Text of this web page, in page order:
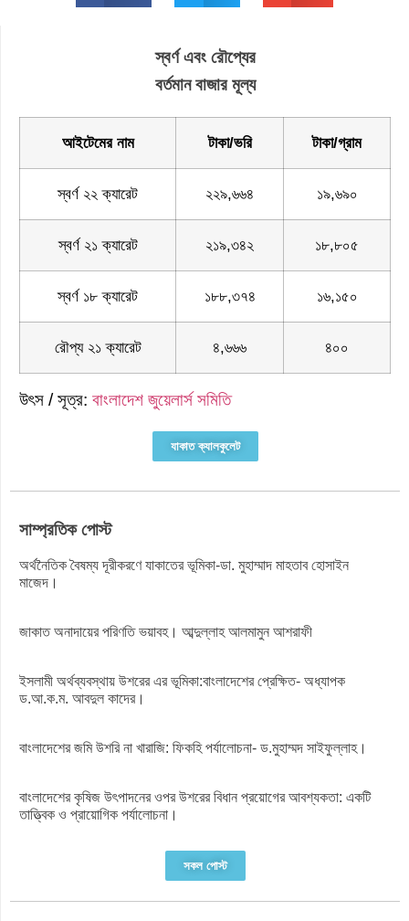
স্বর্ণ এবং রৌপ্যের
বর্তমান বাজার মূল্য
আইটেমের নাম টাকা/ভরি টাকা/গ্রাম
স্বর্ণ ২২ ক্যারেট ২২৯,৬৬৪ ১৯,৬৯০
স্বর্ণ ২১ ক্যারেট ২১৯,৩৪২ ১৮,৮০৫
স্বর্ণ ১৮ ক্যারেট ১৮৮,৩৭৪ ১৬,১৫০
রৌপ্য ২১ ক্যারেট ৪,৬৬৬ ৪০০
উৎস / সূত্র: বাংলাদেশ জুয়েলার্স সমিতি
যাকাত ক্যালকুলেট
সাম্প্রতিক পোস্ট
অর্থনৈতিক বৈষম্য দূরীকরণে যাকাতের ভূমিকা-ডা. মুহাম্মাদ মাহতাব হোসাইন
মাজেদ।
জাকাত অনাদায়ের পরিণতি ভয়াবহ। আব্দুল্লাহ আলমামুন আশরাফী
ইসলামী অর্থব্যবস্থায় উশরের এর ভূমিকা:বাংলাদেশের প্রেক্ষিত- অধ্যাপক
ড.আ.ক.ম. আবদুল কাদের।
বাংলাদেশের জমি উশরি না খারাজি: ফিকহি পর্যালোচনা- ড.মুহাম্মদ সাইফুল্লাহ।
বাংলাদেশের কৃষিজ উৎপাদনের ওপর উশরের বিধান প্রয়োগের আবশ্যকতা: একটি
তাত্ত্বিক ও প্রায়োগিক পর্যালোচনা।
সকল পোস্ট